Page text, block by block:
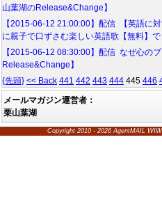
山葉湖のRelease&Change】
【2015-06-12 21:00:00】配信 【英語に
に親子で口ずさむ楽しい英語歌【無料】で
【2015-06-12 08:30:00】配信 なぜ心の
Release&Change】
{先頭} << Back 441 442 443 444 445 446
メールマガジン運営者：
栗山葉湖
Copyright 2010 - 2026 AgentMAIL